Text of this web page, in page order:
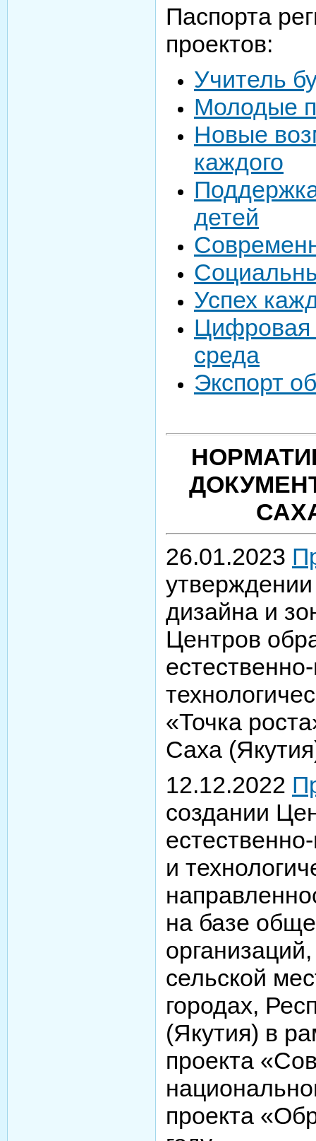
Паспорта
проектов:
Учитель
Молодые
Новые
каждого
детей
Успех
Цифровая
среда
Экспорт
26.01.2023
утверждении
дизайна и
Центров
«Точка
Саха
12.12.2022
создании
и
на базе
сельской
городах,
(Якутия) в
проекта
проекта